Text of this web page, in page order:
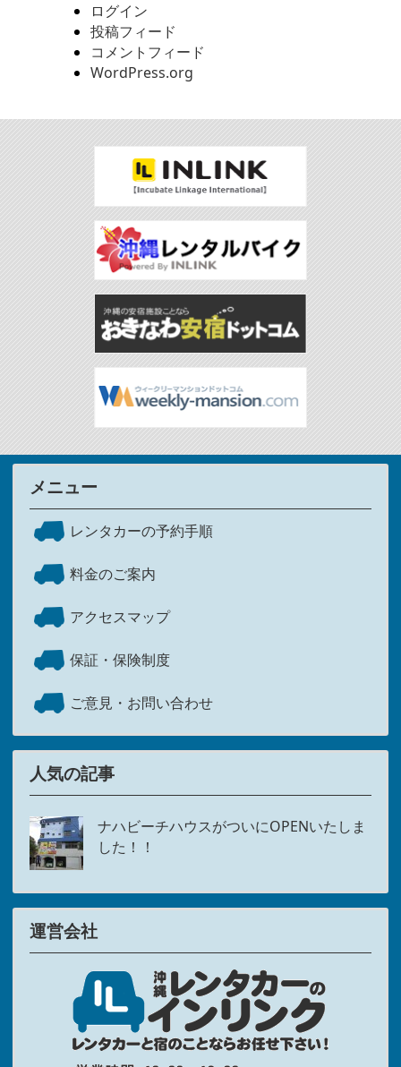
ログイン
投稿フィード
コメントフィード
WordPress.org
メニュー
レンタカーの予約手順
料金のご案内
アクセスマップ
保証・保険制度
ご意見・お問い合わせ
人気の記事
ナハビーチハウスがついにOPENいたしま
した！！
運営会社